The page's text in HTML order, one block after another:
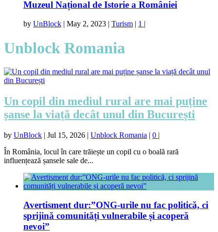
Muzeul Național de Istorie a României
by UnBlock | May 2, 2023 | Turism | 1 |
Unblock Romania
Un copil din mediul rural are mai puține
șanse la viață decât unul din București
by UnBlock | Jul 15, 2026 | Unblock Romania | 0 |
În România, locul în care trăiește un copil cu o boală rară
influențează șansele sale de...
Avertisment dur:”ONG-urile nu fac politică, ci
sprijină comunități vulnerabile și acoperă
nevoi”